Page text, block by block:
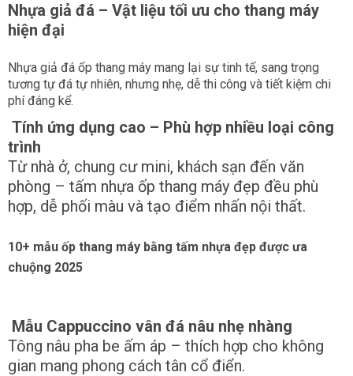
Nhựa giả đá – Vật liệu tối ưu cho thang máy
hiện đại
Nhựa giả đá ốp thang máy mang lại sự tinh tế, sang trọng
tương tự đá tự nhiên, nhưng nhẹ, dễ thi công và tiết kiệm chi
phí đáng kể.
Tính ứng dụng cao – Phù hợp nhiều loại công
trình
Từ nhà ở, chung cư mini, khách sạn đến văn
phòng – tấm nhựa ốp thang máy đẹp đều phù
hợp, dễ phối màu và tạo điểm nhấn nội thất.
10+ mẫu ốp thang máy bằng tấm nhựa đẹp được ưa
chuộng 2025
Mẫu Cappuccino vân đá nâu nhẹ nhàng
Tông nâu pha be ấm áp – thích hợp cho không
gian mang phong cách tân cổ điển.